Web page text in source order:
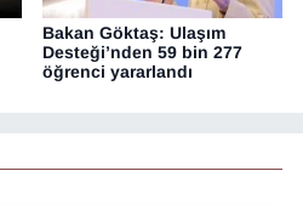
Bakan Göktaş: Ulaşım
Desteği’nden 59 bin 277
öğrenci yararlandı